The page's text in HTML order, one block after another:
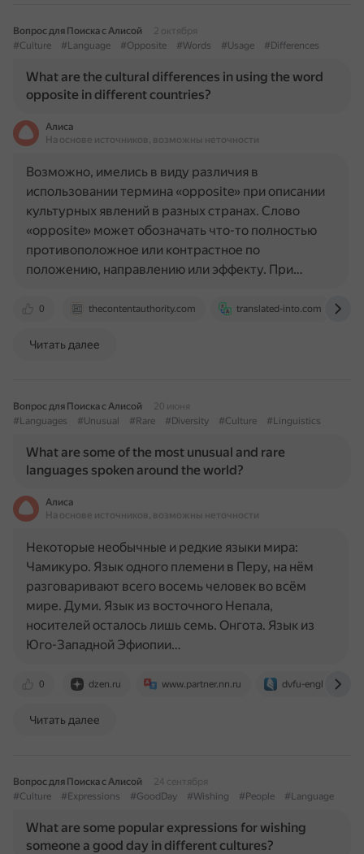
Вопрос для Поиска с Алисой
2 октября
#Culture
#Language #Opposite #Words #Usage #Differences
What are the cultural differences in using the word
opposite in different countries?
Алиса
На основе источников, возможны неточности
0 thecontentauthority.com translated-into.com
Возможно, имелись в виду различия в
использовании термина «opposite» при описании
культурных явлений в разных странах. Слово
«opposite» может обозначать что-то полностью
противоположное или контрастное по
положению, направлению или эффекту. При…
Читать далее
Вопрос для Поиска с Алисой
20 июня
#Languages
#Unusual #Rare #Diversity #Culture #Linguistics
What are some of the most unusual and rare
languages spoken around the world?
Алиса
На основе источников, возможны неточности
0 dzen.ru www.partner.nn.ru dvfu-english.ru
Некоторые необычные и редкие языки мира:
Чамикуро. Язык одного племени в Перу, на нём
разговаривают всего восемь человек во всём
мире. Думи. Язык из восточного Непала,
носителей осталось лишь семь. Онгота. Язык из
Юго-Западной Эфиопии…
Читать далее
Вопрос для Поиска с Алисой
24 сентября
#Culture
#Expressions #GoodDay #Wishing #People #Language
What are some popular expressions for wishing
someone a good day in different cultures?